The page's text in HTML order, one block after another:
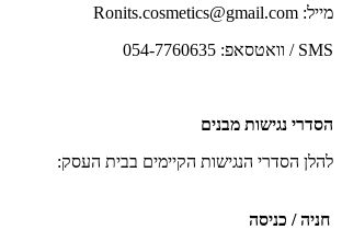
מייל: Ronits.cosmetics@gmail.com
SMS / וואטסאפ:
054-7760635
הסדרי נגישות מבנים
להלן הסדרי הנגישות הקיימים בבית העסק:
חניה / כניסה